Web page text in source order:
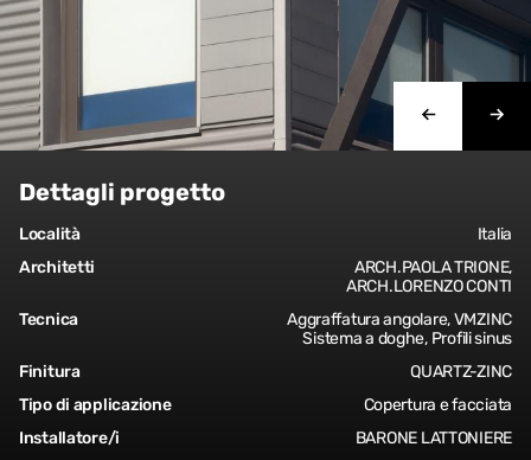
Dettagli progetto
Località
Italia
Architetti
ARCH.PAOLA TRIONE,
ARCH.LORENZO CONTI
Tecnica
Aggraffatura angolare, VMZINC
Sistema a doghe, Profili sinus
Finitura
QUARTZ-ZINC
Tipo di applicazione
Copertura e facciata
Installatore/i
BARONE LATTONIERE